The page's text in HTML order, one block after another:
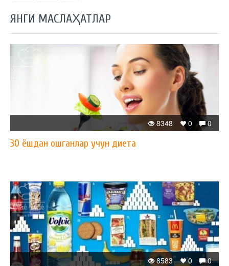
ЯНГИ МАСЛАҲАТЛАР
0
0
8348
30 ёшдан ошганлар учун диета
0
0
8583